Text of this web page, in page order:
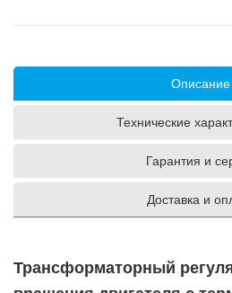
Описание
Технические
Гарантия и
Доставка и
Трансформаторный